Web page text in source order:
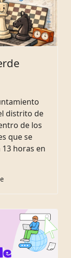
distrito de
de los
que se
horas en